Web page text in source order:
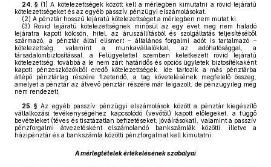
24. § (1) A kötelezettségek között kell a mérlegben kimutatni a rövid lejáratú
kötelezettségeket és az egyéb passzív pénzügyi elszámolásokat.
(2) A pénztár hosszú lejáratú kötelezettséget a mérlegben nem mutat ki.
(3) Rövid lejáratú kötelezettségnek minősül az egy évet meg nem haladó
lejáratra kapott kölcsön, hitel, az áruszállításból és szolgáltatás teljesítéséből
származó, a pénztár által elismert – általános forgalmi adót is tartalmazó –
kötelezettség, valamint a munkavállalókkal, az adóhatósággal, a
társadalombiztosítással, a Felügyelettel szemben keletkezett rövid lejáratú
kötelezettség, továbbá a le nem zárt határidős és opciós ügyletek biztosítékaként
kapott pénzeszközökből eredő kötelezettségek. Ide tartozik a más pénztárba
átlépő pénztártag részére fizetendő, a tag követelésének megfelelő összeg,
amelyet a pénztár az átvevő pénztár részére már leigazolt, de pénzügyileg még
nem rendezett.
25. § Az egyéb passzív pénzügyi elszámolások között a pénztár kiegészítő
vállalkozási tevékenységéhez kapcsolódó (vevőtől) kapott előlegeket, a függő
bevételeket (téves és tisztázatlan befizetéseket, jóváírásokat), valamint a passzív
pénzforgalmi átvezetésként elszámolandó bankszámlák közötti, illetve a
házipénztár és a bankszámla közötti pénzforgalmat kell kimutatni.
A mérlegtételek értékelésének szabályai